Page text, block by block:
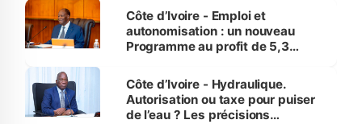
et Yamoussoukro
Côte d’Ivoire - Emploi et
autonomisation : un nouveau
Programme au profit de 5,3
Côte d’Ivoire - Hydraulique.
Autorisation ou taxe pour puiser
de l’eau ? Les précisions